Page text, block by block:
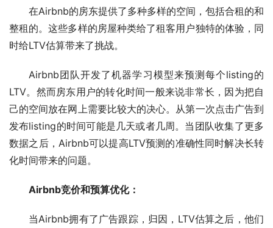
在Airbnb的房东提供了多种多样的空间，包括合租的和
整租的。这些多样的房屋种类给了租客用户独特的体验，同
时给LTV估算带来了挑战。
Airbnb团队开发了机器学习模型来预测每个listing的
LTV。然而房东用户的转化时间一般来说非常长，因为把自
己的空间放在网上需要比较大的决心。从第一次点击广告到
发布listing的时间可能是几天或者几周。当团队收集了更多
数据之后，Airbnb可以提高LTV预测的准确性同时解决长转
化时间带来的问题。
Airbnb竞价和预算优化：
当Airbnb拥有了广告跟踪，归因，LTV估算之后，他们